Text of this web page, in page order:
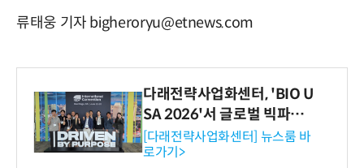
류태웅 기자 bigheroryu@etnews.com
다래전략사업화센터, 'BIO U
SA 2026'서 글로벌 빅파마
와의 비즈니스 미팅 지원…K
-바이오 해외 진출 교두보 확
[다래전략사업화센터] 뉴스룸 바
로가기>